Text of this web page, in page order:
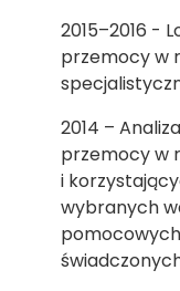
2015–2016 -
przemocy w
2014 –
przemocy w
i
wybranych